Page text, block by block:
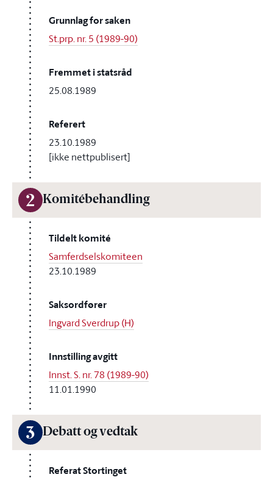
Grunnlag for saken
St.prp. nr. 5 (1989-90)
Fremmet i statsråd
25.08.1989
Referert
23.10.1989
[ikke nettpublisert]
2 Komitébehandling
Tildelt komité
Samferdselskomiteen
23.10.1989
Saksordfører
Ingvard Sverdrup (H)
Innstilling avgitt
Innst. S. nr. 78 (1989-90)
11.01.1990
3 Debatt og vedtak
Referat Stortinget